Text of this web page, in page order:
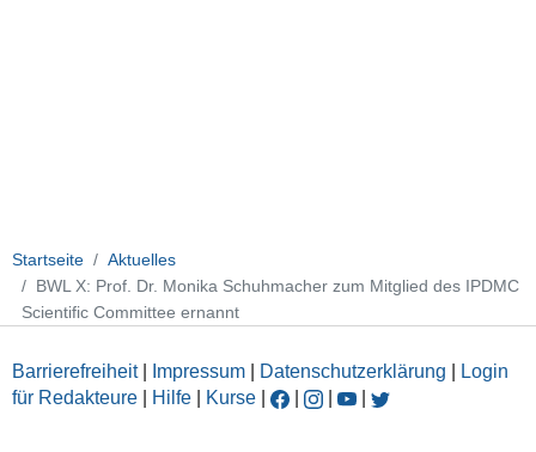
Startseite
Aktuelles
BWL X: Prof. Dr. Monika Schuhmacher zum Mitglied des IPDMC
Scientific Committee ernannt
Barrierefreiheit| Impressum Datenschutzerklärung
Login
für Redakteure
Hilfe Kurse